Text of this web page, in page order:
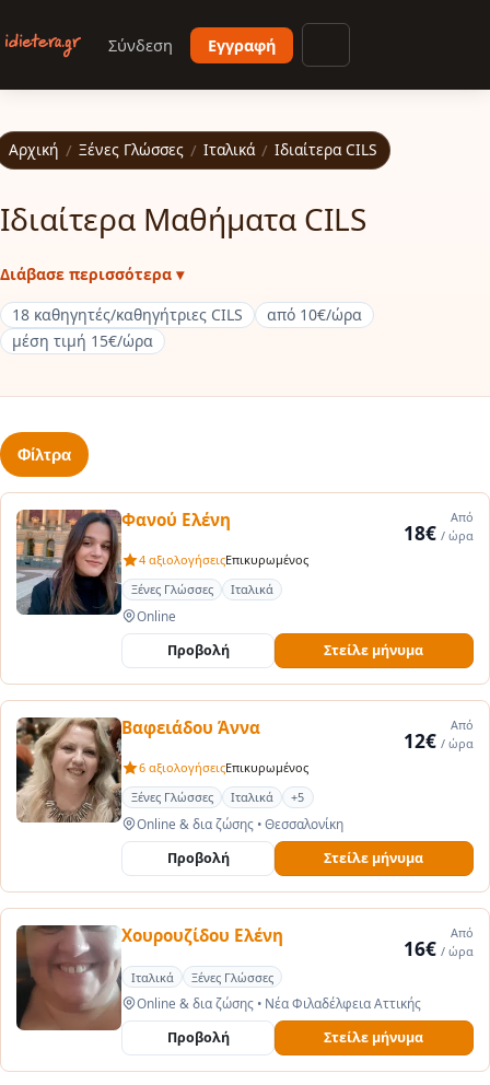
Σύνδεση Εγγραφή
Αρχική / Ξένες Γλώσσες / Ιταλικά / Ιδιαίτερα CILS
Ιδιαίτερα Μαθήματα CILS
Διάβασε περισσότερα ▾
18 καθηγητές/καθηγήτριες CILS
από 10€/ώρα
μέση τιμή 15€/ώρα
Φίλτρα
Φανού Ελένη Από
18€ / ώρα
4 αξιολογήσειςΕπικυρωμένος
Ξένες Γλώσσες
Ιταλικά
Online
Προβολή Στείλε μήνυμα
Βαφειάδου Άννα Από
12€ / ώρα
6 αξιολογήσειςΕπικυρωμένος
Ξένες Γλώσσες
Ιταλικά +5
Online & δια ζώσης •Θεσσαλονίκη
Προβολή Στείλε μήνυμα
Χουρουζίδου Ελένη Από
16€ / ώρα
Ιταλικά
Ξένες Γλώσσες
Online & δια ζώσης •Νέα Φιλαδέλφεια Αττικής
Προβολή Στείλε μήνυμα